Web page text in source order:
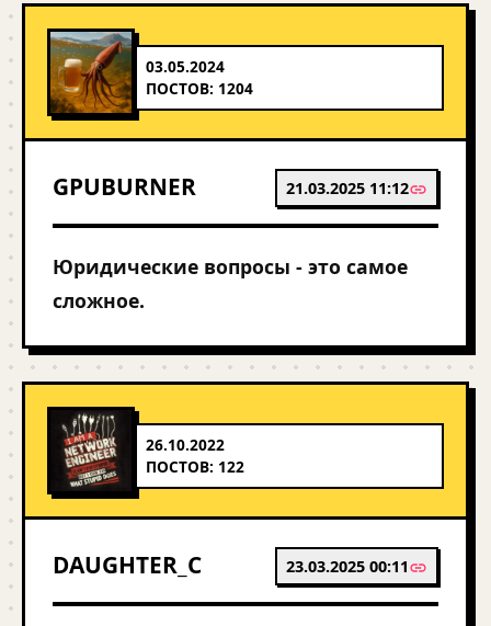
03.05.2024
ПОСТОВ: 1204
GPUBURNER 21.03.2025 11:12
Юридические вопросы - это самое
сложное.
26.10.2022
ПОСТОВ: 122
DAUGHTER_C 23.03.2025 00:11